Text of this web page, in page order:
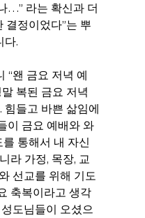
…” 라는 확신과 더
결정이었다”는 뿌
다.
“왠 금요 저녁 예
복된 금요 저녁
힘들고 바쁜 삶임에
이 금요 예배와 와
통해서 내 자신
라 가정, 목장, 교
선교를 위해 기도
축복이라고 생각
도님들이 오셨으